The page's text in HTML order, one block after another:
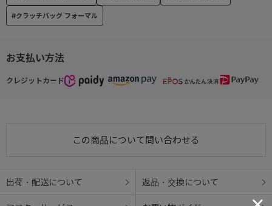
お支払い方法
クレジットカード
この商品について問い合わせる
出荷・配送について 返品・交換について
#クラッチバッグ フォーマル